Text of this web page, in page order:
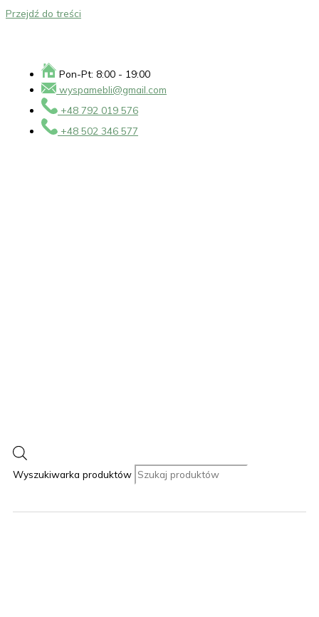
Przejdź do treści
Pon-Pt: 8:00 - 19:00
wyspamebli@gmail.com
+48 792 019 576
+48 502 346 577
Wyszukiwarka produktów